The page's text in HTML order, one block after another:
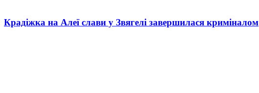
Крадіжка на Алеї слави у Звягелі завершилася криміналом